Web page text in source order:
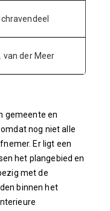
van der Meer
gemeente en
nog niet alle
Er ligt een
het plangebied en
met de
binnen het